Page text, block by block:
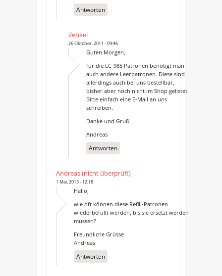
Antworten
Zenkel
26 Oktober, 2011 - 09:46
Guten Morgen,
für die LC-985 Patronen benötigt man
auch andere Leerpatronen. Diese sind
allerdings auch bei uns bestellbar,
bisher aber noch nicht im Shop gelistet.
Bitte einfach eine E-Mail an uns
schreiben.
Danke und Gruß
Andreas
Antworten
Andreas (nicht überprüft)
1 Mai, 2013 - 12:18
Hallo,
wie oft können diese Refill-Patronen
wiederbefüllt werden, bis sie ersetzt werden
müssen?
Freundliche Grüsse
Andreas
Antworten